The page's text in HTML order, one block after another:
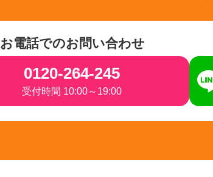
お電話でのお問い合わせ
0120-264-245
受付時間 10:00～19:00